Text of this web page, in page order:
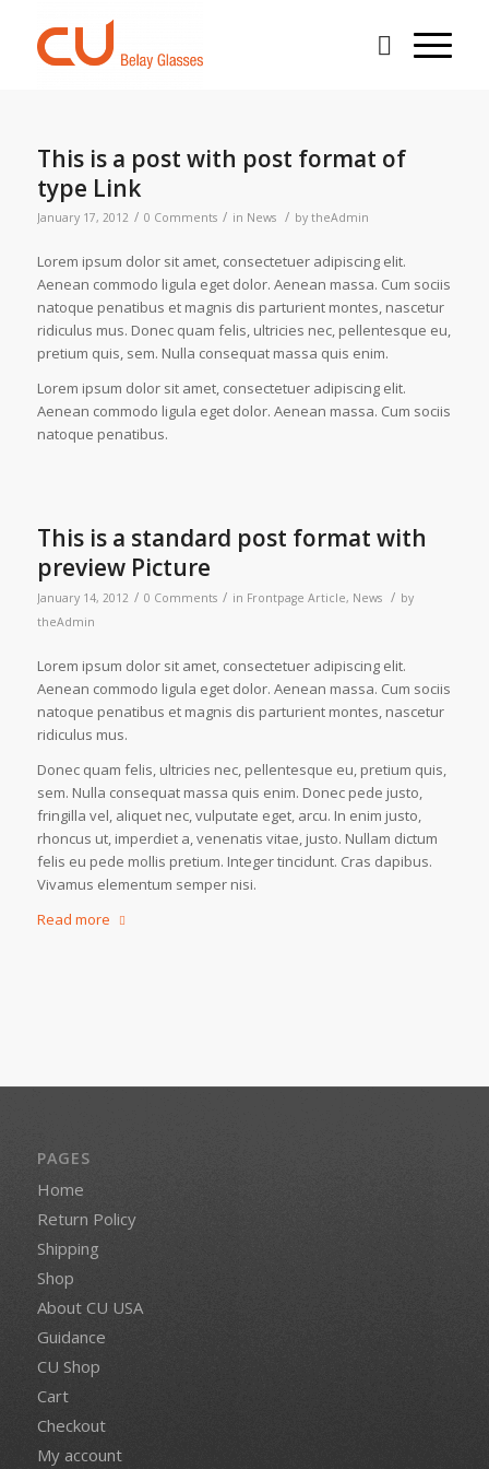
This is a post with post format of
type Link
January 17, 2012 / 0 Comments / in News / by theAdmin
Lorem ipsum dolor sit amet, consectetuer adipiscing elit.
Aenean commodo ligula eget dolor. Aenean massa. Cum sociis
natoque penatibus et magnis dis parturient montes, nascetur
ridiculus mus. Donec quam felis, ultricies nec, pellentesque eu,
pretium quis, sem. Nulla consequat massa quis enim.
Lorem ipsum dolor sit amet, consectetuer adipiscing elit.
Aenean commodo ligula eget dolor. Aenean massa. Cum sociis
natoque penatibus.
This is a standard post format with
preview Picture
January 14, 2012 / 0 Comments / in Frontpage Article, News / by
theAdmin
Lorem ipsum dolor sit amet, consectetuer adipiscing elit.
Aenean commodo ligula eget dolor. Aenean massa. Cum sociis
natoque penatibus et magnis dis parturient montes, nascetur
ridiculus mus.
Donec quam felis, ultricies nec, pellentesque eu, pretium quis,
sem. Nulla consequat massa quis enim. Donec pede justo,
fringilla vel, aliquet nec, vulputate eget, arcu. In enim justo,
rhoncus ut, imperdiet a, venenatis vitae, justo. Nullam dictum
felis eu pede mollis pretium. Integer tincidunt. Cras dapibus.
Vivamus elementum semper nisi.
Read more
PAGES
Home
Return Policy
Shipping
Shop
About CU USA
Guidance
CU Shop
Cart
Checkout
My account